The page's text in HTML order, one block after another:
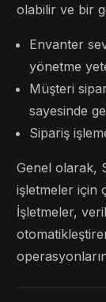
olabilir ve bir
Envanter
yönetme
Müşteri
sayesinde
Sipariş
Genel olarak,
işletmeler için
İşletmeler,